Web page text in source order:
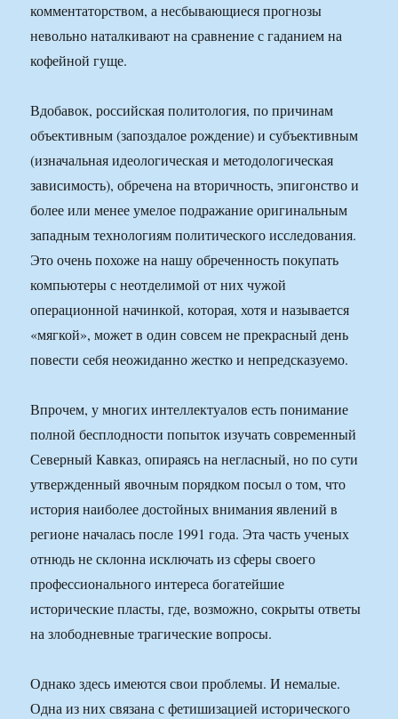
комментаторством, а несбывающиеся прогнозы
невольно наталкивают на сравнение с гаданием на
кофейной гуще.
Вдобавок, российская политология, по причинам
объективным (запоздалое рождение) и субъективным
(изначальная идеологическая и методологическая
зависимость), обречена на вторичность, эпигонство и
более или менее умелое подражание оригинальным
западным технологиям политического исследования.
Это очень похоже на нашу обреченность покупать
компьютеры с неотделимой от них чужой
операционной начинкой, которая, хотя и называется
«мягкой», может в один совсем не прекрасный день
повести себя неожиданно жестко и непредсказуемо.
Впрочем, у многих интеллектуалов есть понимание
полной бесплодности попыток изучать современный
Северный Кавказ, опираясь на негласный, но по сути
утвержденный явочным порядком посыл о том, что
история наиболее достойных внимания явлений в
регионе началась после 1991 года. Эта часть ученых
отнюдь не склонна исключать из сферы своего
профессионального интереса богатейшие
исторические пласты, где, возможно, сокрыты ответы
на злободневные трагические вопросы.
Однако здесь имеются свои проблемы. И немалые.
Одна из них связана с фетишизацией исторического